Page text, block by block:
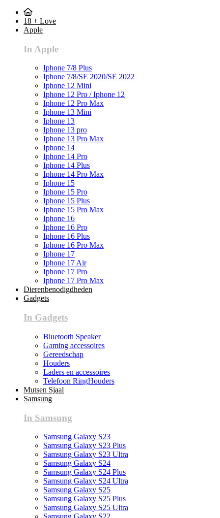
18 + Love
Apple
In Apple
Iphone 7/8 Plus
Iphone 7/8/SE 2020/SE 2022
Iphone 12 Mini
Iphone 12 Pro / Iphone 12
Iphone 12 Pro Max
Iphone 13 Mini
Iphone 13
Iphone 13 pro
Iphone 13 Pro Max
Iphone 14
Iphone 14 Pro
Iphone 14 Plus
Iphone 14 Pro Max
Iphone 15
Iphone 15 Pro
Iphone 15 Plus
Iphone 15 Pro Max
Iphone 16
Iphone 16 Pro
Iphone 16 Plus
Iphone 16 Pro Max
Iphone 17
Iphone 17 Air
Iphone 17 Pro
Iphone 17 Pro Max
Dierenbenodigdheden
Gadgets
In Gadgets
Bluetooth Speaker
Gaming accessoires
Gereedschap
Houders
Laders en accessoires
Telefoon RingHouders
Mutsen Sjaal
Samsung
In Samsung
Samsung Galaxy S23
Samsung Galaxy S23 Plus
Samsung Galaxy S23 Ultra
Samsung Galaxy S24
Samsung Galaxy S24 Plus
Samsung Galaxy S24 Ultra
Samsung Galaxy S25
Samsung Galaxy S25 Plus
Samsung Galaxy S25 Ultra